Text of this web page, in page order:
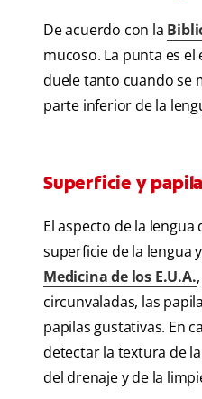
De acuerdo con la
mucoso. La punta es
duele tanto cuando se
parte inferior de la
Superficie y
El aspecto de la
superficie de la lengua
Medicina de los E.U.A.
circunvaladas, las
papilas gustativas. En
detectar la textura de
del drenaje y de la